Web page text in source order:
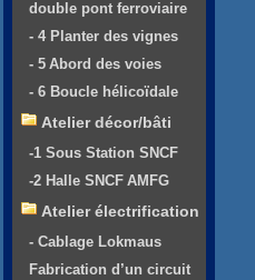
double pont ferroviaire
- 4 Planter des vignes
- 5 Abord des voies
- 6 Boucle hélicoïdale
Atelier décor/bâti
-1 Sous Station SNCF
-2 Halle SNCF AMFG
Atelier électrification
- Cablage Lokmaus
Fabrication d’un circuit